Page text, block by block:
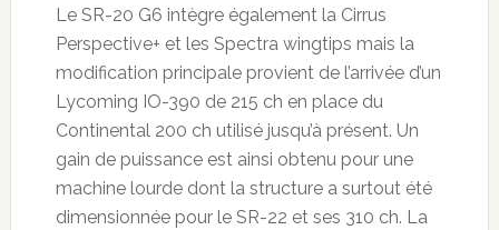
Le SR-20 G6 intègre également la Cirrus
Perspective+ et les Spectra wingtips mais la
modification principale provient de l’arrivée d’un
Lycoming IO-390 de 215 ch en place du
Continental 200 ch utilisé jusqu’à présent. Un
gain de puissance est ainsi obtenu pour une
machine lourde dont la structure a surtout été
dimensionnée pour le SR-22 et ses 310 ch. La